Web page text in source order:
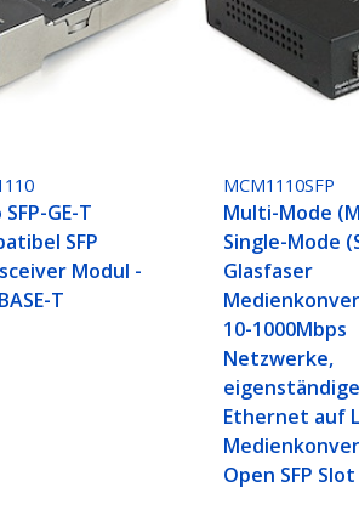
SFP-GE-T
SFP
Modul -
T
MCM1110SFP
Multi-Mode
Single-Mode
Glasfaser
10-1000Mbps
Netzwerke,
Ethernet auf
Open SFP